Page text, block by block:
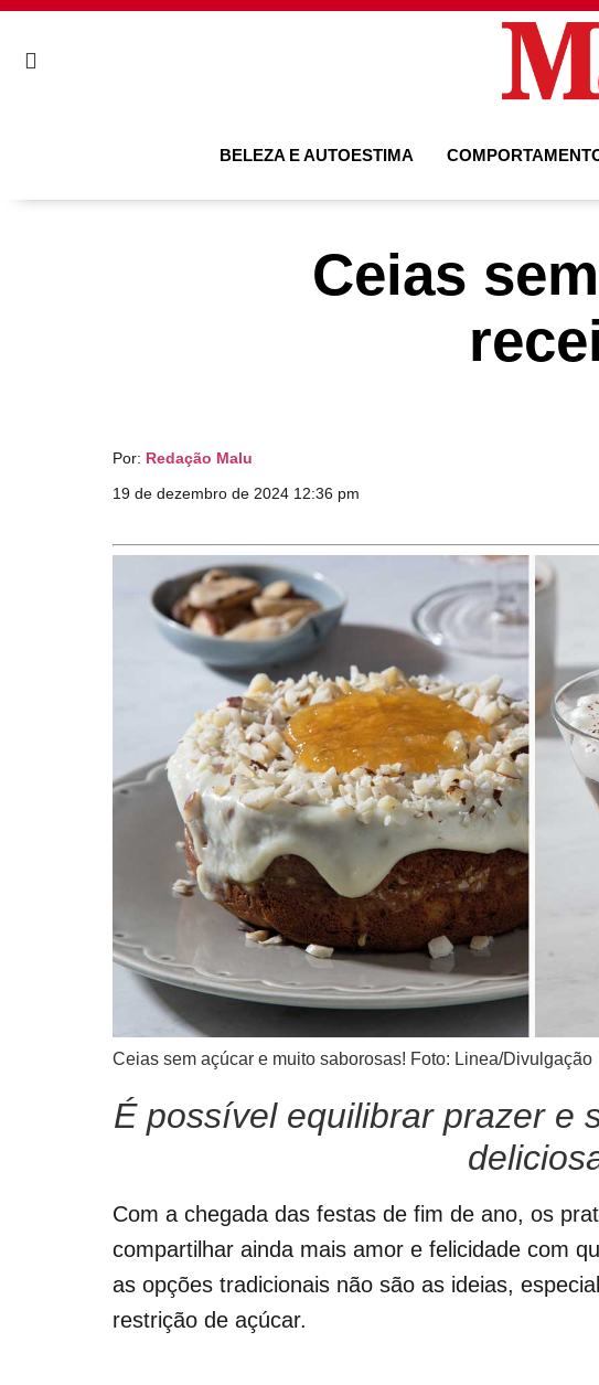
BELEZA E AUTOESTIMA
Ceias
Por: Redação Malu
19 de dezembro de 2024 12:36 pm
Ceias sem açúcar e muito saborosas! Foto: Linea/Divulgação
É possível equilibrar prazer e
Com a chegada das festas de fim de ano, os
compartilhar ainda mais amor e felicidade com
as opções tradicionais não são as ideias,
restrição de açúcar.